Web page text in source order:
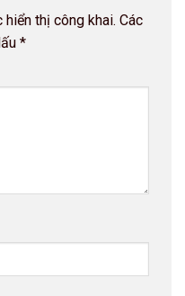
thị công khai. Các
*